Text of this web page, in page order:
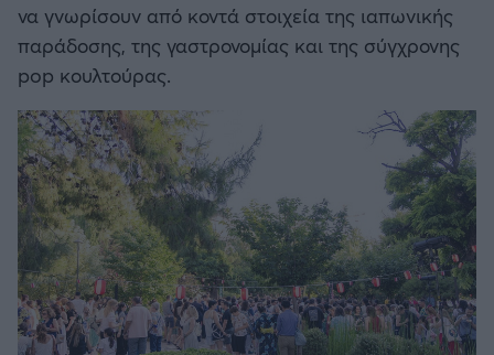
Ρεάλ Μαδρίτης
Ατλέτικο Μαδρίτης
Μάντσεστερ Γιουνάιτεντ
Μάντσεστερ Σίτι
Λίβερπουλ
Τσέλσι
να γνωρίσουν από κοντά στοιχεία της ιαπωνικής
παράδοσης, της γαστρονομίας και της σύγχρονης
pop κουλτούρας.